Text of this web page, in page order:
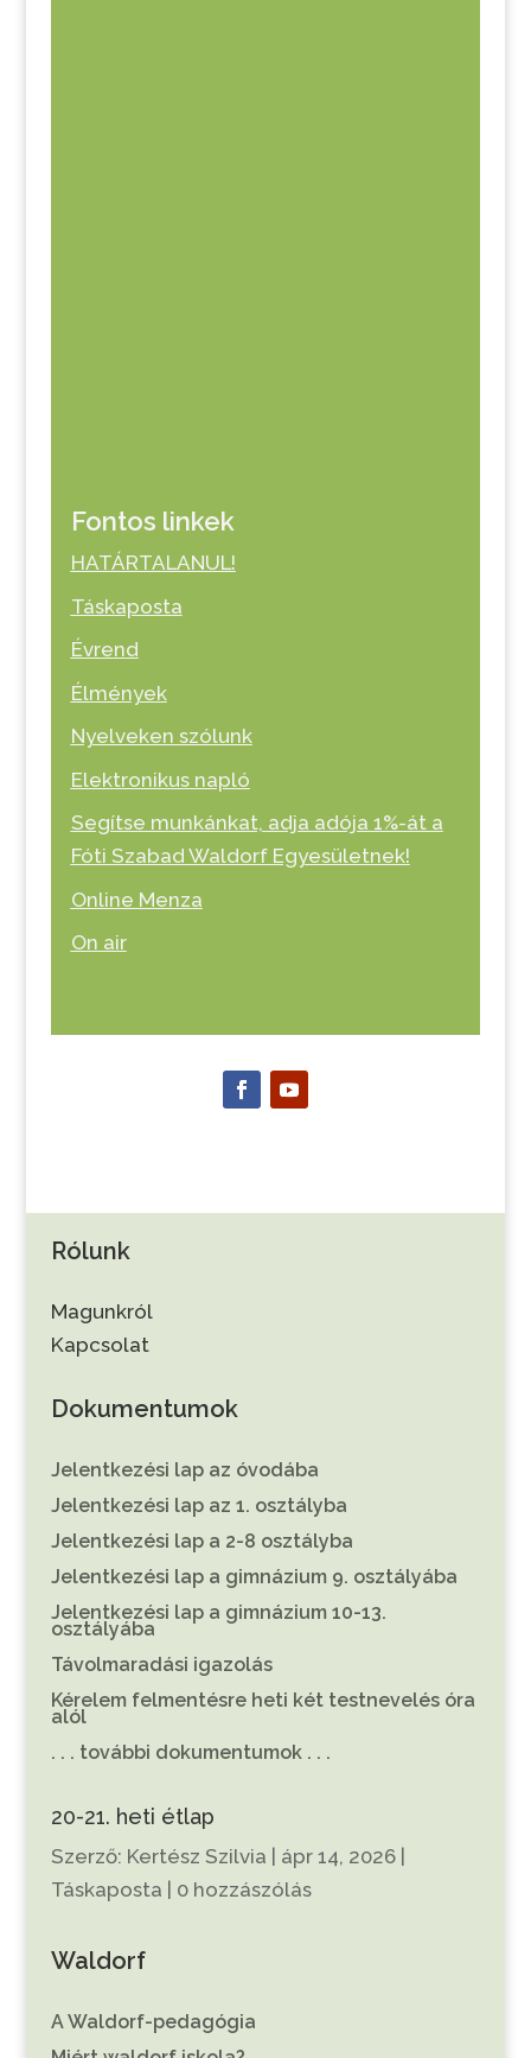
Fontos linkek
HATÁRTALANUL!
Táskaposta
Évrend
Élmények
Nyelveken szólunk
Elektronikus napló
Segítse munkánkat, adja adója 1%-át a
Fóti Szabad Waldorf Egyesületnek!
Online Menza
On air
Rólunk
Magunkról
Kapcsolat
Dokumentumok
Jelentkezési lap az óvodába
Jelentkezési lap az 1. osztályba
Jelentkezési lap a 2-8 osztályba
Jelentkezési lap a gimnázium 9. osztályába
Jelentkezési lap a gimnázium 10-13.
osztályába
Távolmaradási igazolás
Kérelem felmentésre heti két testnevelés óra
alól
. . . további dokumentumok . . .
20-21. heti étlap
Szerző: Kertész Szilvia | ápr 14, 2026|
Táskaposta | 0 hozzászólás
Waldorf
A Waldorf-pedagógia